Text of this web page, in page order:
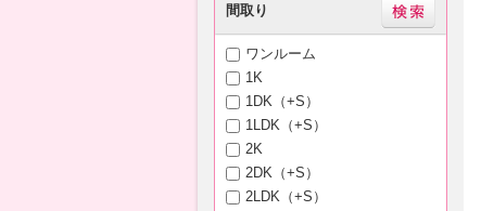
間取り
ワンルーム
1K
1DK（+S）
1LDK（+S）
2K
2DK（+S）
2LDK（+S）